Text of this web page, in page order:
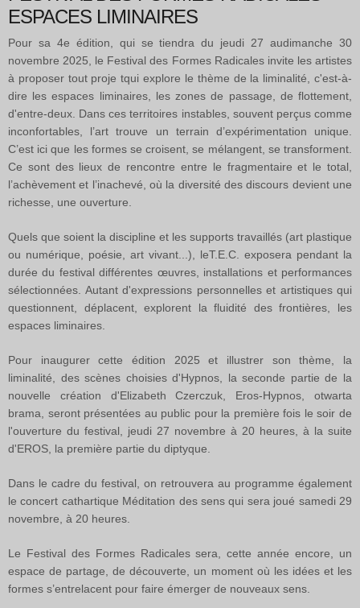
ESPACES LIMINAIRES
Pour sa 4e édition, qui se tiendra du jeudi 27 audimanche 30
novembre 2025, le Festival des Formes Radicales invite les artistes
à proposer tout proje tqui explore le thème de la liminalité, c'est-à-
dire les espaces liminaires, les zones de passage, de flottement,
d'entre-deux. Dans ces territoires instables, souvent perçus comme
inconfortables, l’art trouve un terrain d’expérimentation unique.
C’est ici que les formes se croisent, se mélangent, se transforment.
Ce sont des lieux de rencontre entre le fragmentaire et le total,
l’achèvement et l’inachevé, où la diversité des discours devient une
richesse, une ouverture.
Quels que soient la discipline et les supports travaillés (art plastique
ou numérique, poésie, art vivant...), leT.E.C. exposera pendant la
durée du festival différentes œuvres, installations et performances
sélectionnées. Autant d'expressions personnelles et artistiques qui
questionnent, déplacent, explorent la fluidité des frontières, les
espaces liminaires.
Pour inaugurer cette édition 2025 et illustrer son thème, la
liminalité, des scènes choisies d'Hypnos, la seconde partie de la
nouvelle création d'Elizabeth Czerczuk, Eros-Hypnos, otwarta
brama, seront présentées au public pour la première fois le soir de
l'ouverture du festival, jeudi 27 novembre à 20 heures, à la suite
d'EROS, la première partie du diptyque.
Dans le cadre du festival, on retrouvera au programme également
le concert cathartique Méditation des sens qui sera joué samedi 29
novembre, à 20 heures.
Le Festival des Formes Radicales sera, cette année encore, un
espace de partage, de découverte, un moment où les idées et les
formes s’entrelacent pour faire émerger de nouveaux sens.